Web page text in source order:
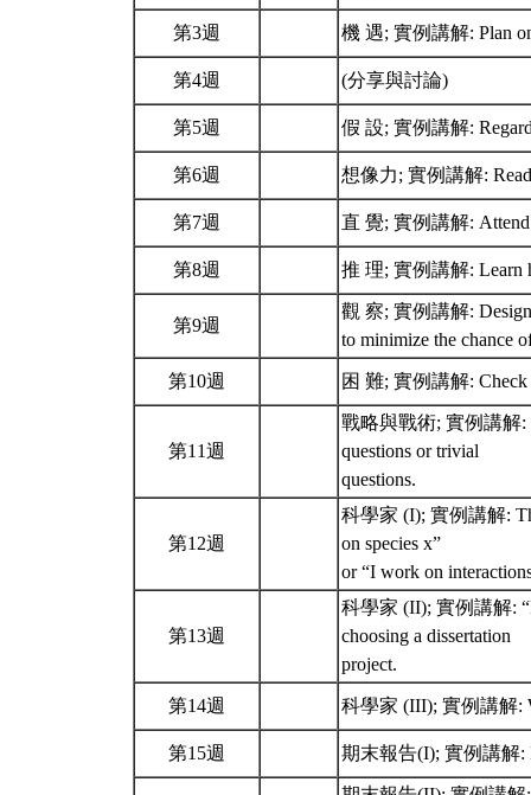
第3週 機 遇; 實例講解: Plan
第4週 (分享與討論)
第5週 假 設; 實例講解:
第6週 想像力; 實例講解:
第7週 直 覺; 實例講解: Attend
第8週 推 理; 實例講解: Learn
第9週
觀 察; 實例講解: Design
to minimize the chance
第10週 困 難; 實例講解: Check
第11週
戰略與戰術; 實例講解:
questions or trivial
questions.
第12週
科學家 (I); 實例講解:
on species x”
or “I work on
第13週
科學家 (II); 實例講解:
choosing a dissertation
project.
第14週 科學家 (III); 實例講解:
第15週 期末報告(I); 實例講解: